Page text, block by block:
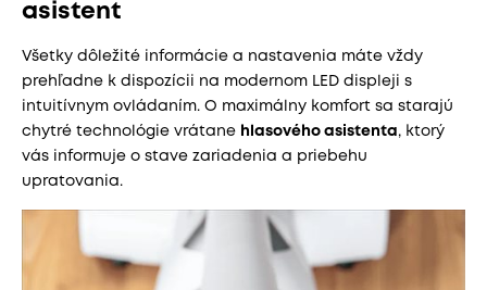
asistent
Všetky dôležité informácie a nastavenia máte vždy
prehľadne k dispozícii na modernom LED displeji s
intuitívnym ovládaním. O maximálny komfort sa starajú
chytré technológie vrátane hlasového asistenta , ktorý
vás informuje o stave zariadenia a priebehu
upratovania.